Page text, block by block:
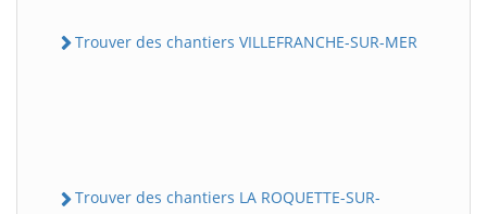
Trouver des chantiers VILLEFRANCHE-SUR-MER
Trouver des chantiers LA ROQUETTE-SUR-